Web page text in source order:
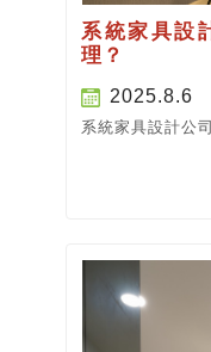
系統家具設
理？
2025.8.6
系統家具設計公